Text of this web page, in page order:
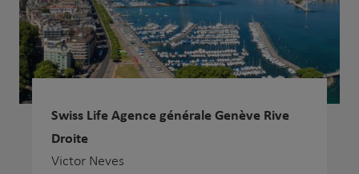
Swiss Life Agence générale Genève Rive
Droite
Victor Neves